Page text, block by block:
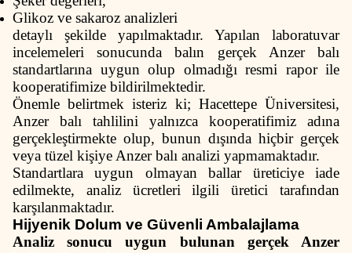
Glikoz ve sakaroz analizleri
detaylı şekilde yapılmaktadır. Yapılan laboratuvar
incelemeleri sonucunda balın gerçek Anzer balı
standartlarına uygun olup olmadığı resmi rapor ile
kooperatifimize bildirilmektedir.
Önemle belirtmek isteriz ki; Hacettepe Üniversitesi,
Anzer balı tahlilini yalnızca kooperatifimiz adına
gerçekleştirmekte olup, bunun dışında hiçbir gerçek
veya tüzel kişiye Anzer balı analizi yapmamaktadır.
Standartlara uygun olmayan ballar üreticiye iade
edilmekte, analiz ücretleri ilgili üretici tarafından
karşılanmaktadır.
Hijyenik Dolum ve Güvenli Ambalajlama
Analiz sonucu uygun bulunan gerçek Anzer